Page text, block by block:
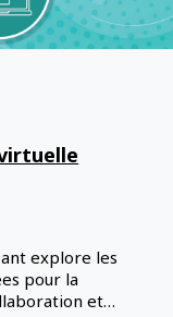
explore les
pour la
et